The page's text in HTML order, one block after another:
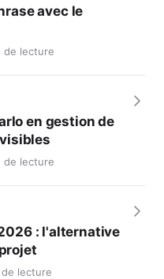
avec le
de lecture
en gestion de
de lecture
: l'alternative
de lecture